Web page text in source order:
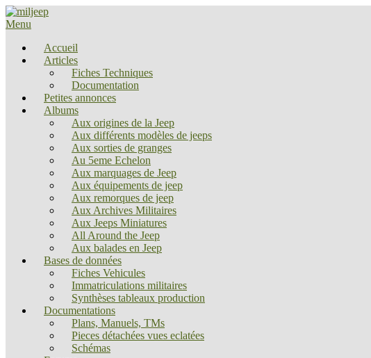
Menu
Accueil
Articles
Fiches Techniques
Documentation
Petites annonces
Albums
Aux origines de la Jeep
Aux différents modèles de jeeps
Aux sorties de granges
Au 5eme Echelon
Aux marquages de Jeep
Aux équipements de jeep
Aux remorques de jeep
Aux Archives Militaires
Aux Jeeps Miniatures
All Around the Jeep
Aux balades en Jeep
Bases de données
Fiches Vehicules
Immatriculations militaires
Synthèses tableaux production
Documentations
Plans, Manuels, TMs
Pieces détachées vues eclatées
Schémas